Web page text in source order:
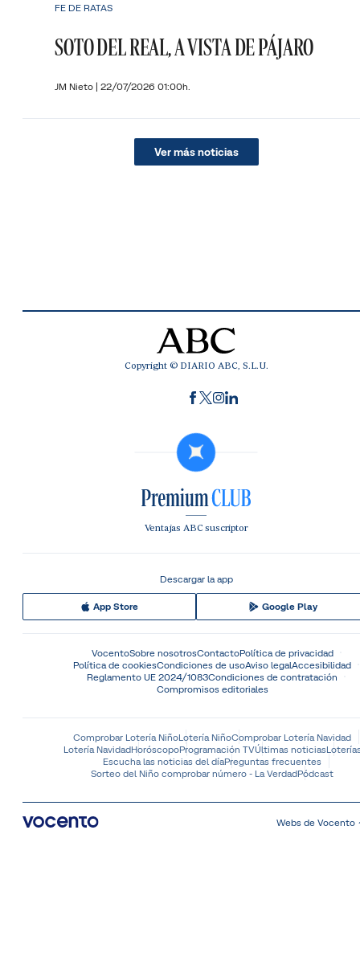
FE DE RATAS
SOTO DEL REAL, A VISTA DE PÁJARO
JM Nieto | 22/07/2026 01:00h.
Ver más noticias
Copyright © DIARIO ABC, S.L.U.
Ventajas ABC suscriptor
Descargar la app
App Store Google Play
VocentoSobre nosotrosContactoPolítica de privacidad
Política de cookiesCondiciones de usoAviso legalAccesibilidad
Reglamento UE 2024/1083Condiciones de contratación
Compromisos editoriales
Comprobar Lotería NiñoLotería NiñoComprobar Lotería Navidad
Lotería NavidadHoróscopoProgramación TVÚltimas noticias
Escucha las noticias del díaPreguntas frecuentes
Sorteo del Niño comprobar número - La VerdadPódcast
Webs de Vocento